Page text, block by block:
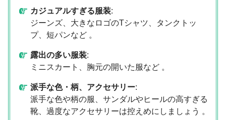
カジュアルすぎる服装:
ジーンズ、大きなロゴのTシャツ、タンクトッ
プ、短パンなど 。
露出の多い服装:
ミニスカート、胸元の開いた服など 。
派手な色・柄、アクセサリー:
派手な色や柄の服、サンダルやヒールの高すぎる
靴、過度なアクセサリーは控えめにしましょう 。